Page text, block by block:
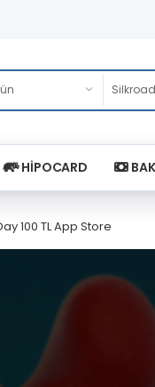
HİPOCARD
100 TL App Store